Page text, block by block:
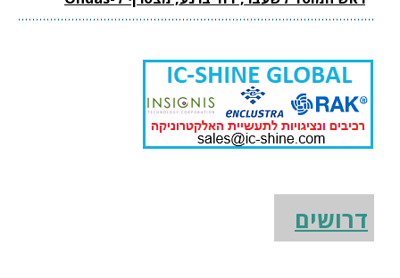
דרושים